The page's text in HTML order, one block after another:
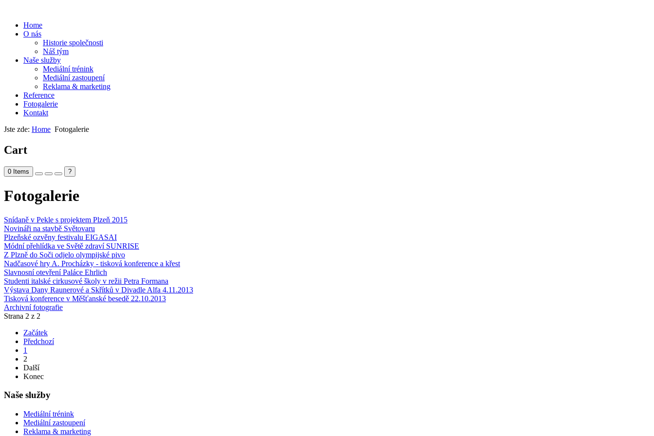
Home
O nás
Historie společnosti
Náš tým
Naše služby
Mediální trénink
Mediální zastoupení
Reklama & marketing
Reference
Fotogalerie
Kontakt
Jste zde: Home Fotogalerie
Cart
0 Items ?
Fotogalerie
Snídaně v Pekle s projektem Plzeň 2015
Novináři na stavbě Světovaru
Plzeňské ozvěny festivalu EIGASAI
Módní přehlídka ve Světě zdraví SUNRISE
Z Plzně do Soči odjelo olympijské pivo
Nadčasové hry A. Procházky - tisková konference a křest
Slavnosní otevření Paláce Ehrlich
Studenti italské cirkusové školy v režii Petra Formana
Výstava Dany Raunerové a Skřítků v Divadle Alfa 4.11.2013
Tisková konference v Měšťanské besedě 22.10.2013
Archivní fotografie
Strana 2 z 2
Začátek
Předchozí
1
2
Další
Konec
Naše služby
Mediální trénink
Mediální zastoupení
Reklama & marketing